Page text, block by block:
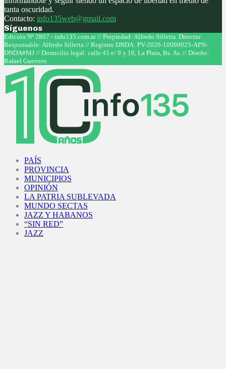
tanta oscuridad.
Contacto: info135web@gmail.com
Síguenos
Facebook
Twitter
Instagram
Youtube
Edición Nº 2807 - info135.com.ar // Propiedad: Alfredo Silletta. Director
Responsable: Alfredo Silletta // Registro DNDA: PV-2026-10090025-APN-
DNDA#MJ // Domicilio legal: calle 45 e/ 9 y 10, La Plata, Bs. As. // Diseño:
Rafael Guerrero
PAÍS
PROVINCIA
MUNICIPIOS
OPINIÓN
LA PATRIA SUBLEVADA
MUNDO SECTAS
JAZZ Y HABANOS
“SIN RED”
JAZZ